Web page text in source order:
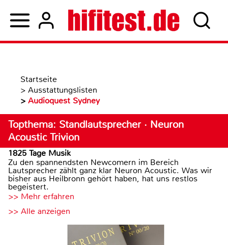
Startseite
> Ausstattungslisten
> Audioquest Sydney
Topthema: Standlautsprecher · Neuron
Acoustic Trivion
1825 Tage Musik
Zu den spannendsten Newcomern im Bereich
Lautsprecher zählt ganz klar Neuron Acoustic. Was wir
bisher aus Heilbronn gehört haben, hat uns restlos
begeistert.
>> Mehr erfahren
>> Alle anzeigen